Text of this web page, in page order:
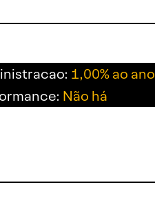
1,00% ao ano
Não há